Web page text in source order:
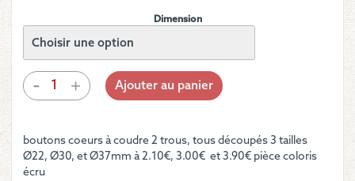
à
3.90€
Dimension
-
quantité
de
Coeurs
dentelles
écrus
+ Ajouter au panier
boutons coeurs à coudre 2 trous, tous découpés 3 tailles
Ø22, Ø30, et Ø37mm à 2.10€, 3.00€ et 3.90€ pièce coloris
écru